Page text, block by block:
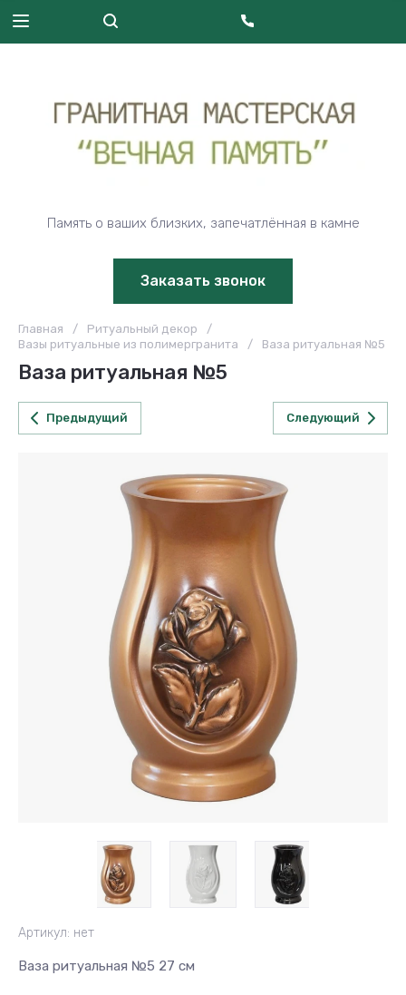
Память о ваших близких, запечатлённая в камне
Заказать звонок
Главная / Ритуальный декор
/
Вазы ритуальные из полимергранита
/ Ваза ритуальная №5
Ваза ритуальная №5
Предыдущий Следующий
Артикул: нет
Ваза ритуальная №5 27 см